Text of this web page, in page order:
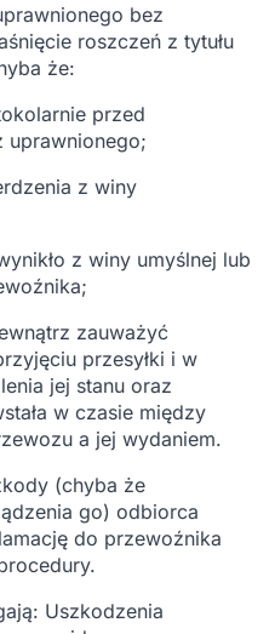
bez
roszczeń z tytułu
że:
przed
uprawnionego;
z winy
z winy umyślnej lub
zauważyć
przesyłki i w
jej stanu oraz
w czasie między
a jej wydaniem.
(chyba że
go) odbiorca
do przewoźnika
Uszkodzenia